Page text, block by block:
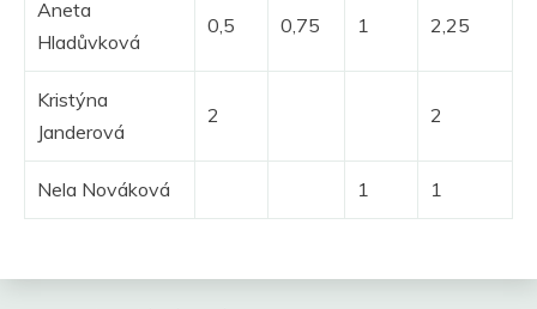
Aneta
Hladůvková
0,5 0,75 1 2,25
Kristýna
Janderová
2 2
Nela Nováková 1 1